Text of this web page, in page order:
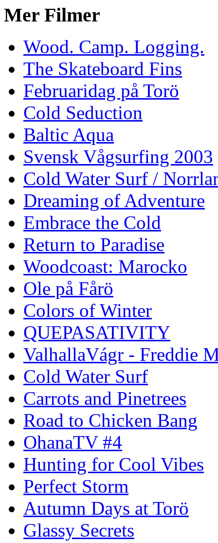
Mer Filmer
Wood. Camp. Logging.
The Skateboard Fins
Februaridag på Torö
Cold Seduction
Baltic Aqua
Svensk Vågsurfing 2003
Cold Water Surf /
Dreaming of Adventure
Embrace the Cold
Return to Paradise
Woodcoast: Marocko
Ole på Fårö
Colors of Winter
QUEPASATIVITY
ValhallaVágr - Freddie
Cold Water Surf
Carrots and Pinetrees
Road to Chicken Bang
OhanaTV #4
Hunting for Cool Vibes
Perfect Storm
Autumn Days at Torö
Glassy Secrets